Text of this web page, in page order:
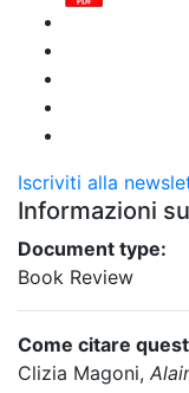
Iscriviti alla
Informazioni
Document type:
Book Review
Come citare
Clizia Magoni,